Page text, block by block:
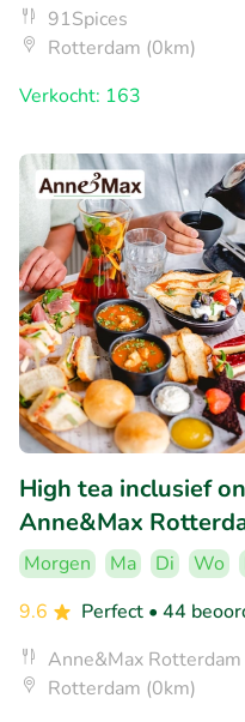
91Spices
Rotterdam (0km)
Verkocht: 163
High tea inclusief
Anne&Max
Morgen Ma Di Wo
9.6
Perfect • 44
Anne&Max Rotterdam
Rotterdam (0km)